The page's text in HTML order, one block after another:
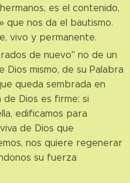
es el contenido,
que nos da el bautismo.
vivo y permanente.
de nuevo" no de un
Dios mismo, de su Palabra
queda sembrada en
Dios es firme: si
edificamos para
de Dios que
nos quiere regenerar
su fuerza